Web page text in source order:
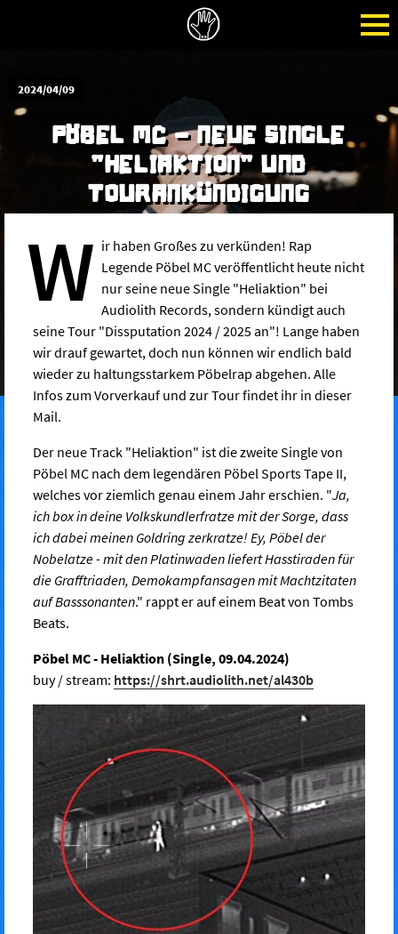
2024/04/09
PÖBEL MC - NEUE SINGLE
"HELIAKTION" UND
TOURANKÜNDIGUNG
W ir haben Großes zu verkünden! Rap
Legende Pöbel MC veröffentlicht heute nicht
nur seine neue Single "Heliaktion" bei
Audiolith Records, sondern kündigt auch
seine Tour "Dissputation 2024 / 2025 an"! Lange haben
wir drauf gewartet, doch nun können wir endlich bald
wieder zu haltungsstarkem Pöbelrap abgehen. Alle
Infos zum Vorverkauf und zur Tour findet ihr in dieser
Mail.
Der neue Track "Heliaktion" ist die zweite Single von
Pöbel MC nach dem legendären Pöbel Sports Tape II,
welches vor ziemlich genau einem Jahr erschien. "Ja,
ich box in deine Volkskundlerfratze mit der Sorge, dass
ich dabei meinen Goldring zerkratze! Ey, Pöbel der
Nobelatze - mit den Platinwaden liefert Hasstiraden für
die Grafftriaden, Demokampfansagen mit Machtzitaten
auf Basssonanten." rappt er auf einem Beat von Tombs
Beats.
Pöbel MC - Heliaktion (Single, 09.04.2024)
buy / stream: https://shrt.audiolith.net/al430b